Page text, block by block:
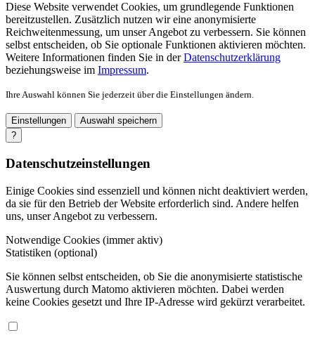
Diese Website verwendet Cookies, um grundlegende Funktionen
bereitzustellen. Zusätzlich nutzen wir eine anonymisierte
Reichweitenmessung, um unser Angebot zu verbessern. Sie können
selbst entscheiden, ob Sie optionale Funktionen aktivieren möchten.
Weitere Informationen finden Sie in derDatenschutzerklärung
beziehungsweise im Impressum.
Ihre Auswahl können Sie jederzeit über die Einstellungen ändern.
Einstellungen
Auswahl speichern
?
Datenschutzeinstellungen
Einige Cookies sind essenziell und können nicht deaktiviert werden,
da sie für den Betrieb der Website erforderlich sind. Andere helfen
uns, unser Angebot zu verbessern.
Notwendige Cookies (immer aktiv)
Statistiken (optional)
Sie können selbst entscheiden, ob Sie die anonymisierte statistische
Auswertung durch Matomo aktivieren möchten. Dabei werden
keine Cookies gesetzt und Ihre IP-Adresse wird gekürzt verarbeitet.